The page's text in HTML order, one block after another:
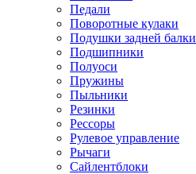
Педали
Поворотные кулаки
Подушки задней балки
Подшипники
Полуоси
Пружины
Пыльники
Резинки
Рессоры
Рулевое управление
Рычаги
Сайлентблоки